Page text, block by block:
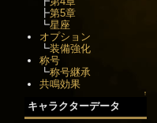
┣第5章
┗星座
オプション
┗装備強化
称号
┗称号継承
共鳴効果
↑
キャラクターデータ